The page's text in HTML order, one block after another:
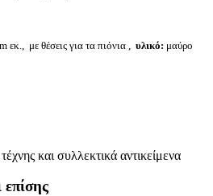
εκ., με θέσεις για τα πιόνια , υλικό: μαύρο
και συλλεκτικά αντικείμενα